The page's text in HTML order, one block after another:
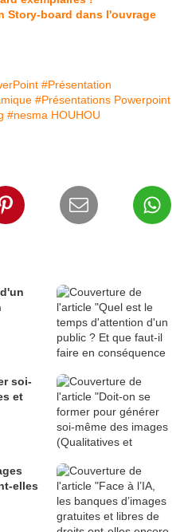
Story-board dans l'ouvrage
#Présentation
#Présentations Powerpoint
#nesma HOUHOU
soi-
et
elles